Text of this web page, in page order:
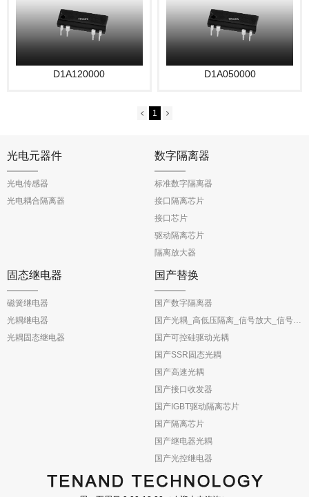
D1A120000 D1A050000
1
光电元器件
光电传感器
光电耦合隔离器
数字隔离器
标准数字隔离器
接口隔离芯片
接口芯片
驱动隔离芯片
隔离放大器
固态继电器
磁簧继电器
光耦继电器
光耦固态继电器
国产替换
国产数字隔离器
国产可控硅驱动光耦
国产SSR固态光耦
国产高速光耦
国产接口收发器
国产IGBT驱动隔离芯片
国产隔离芯片
国产继电器光耦
国产光控继电器